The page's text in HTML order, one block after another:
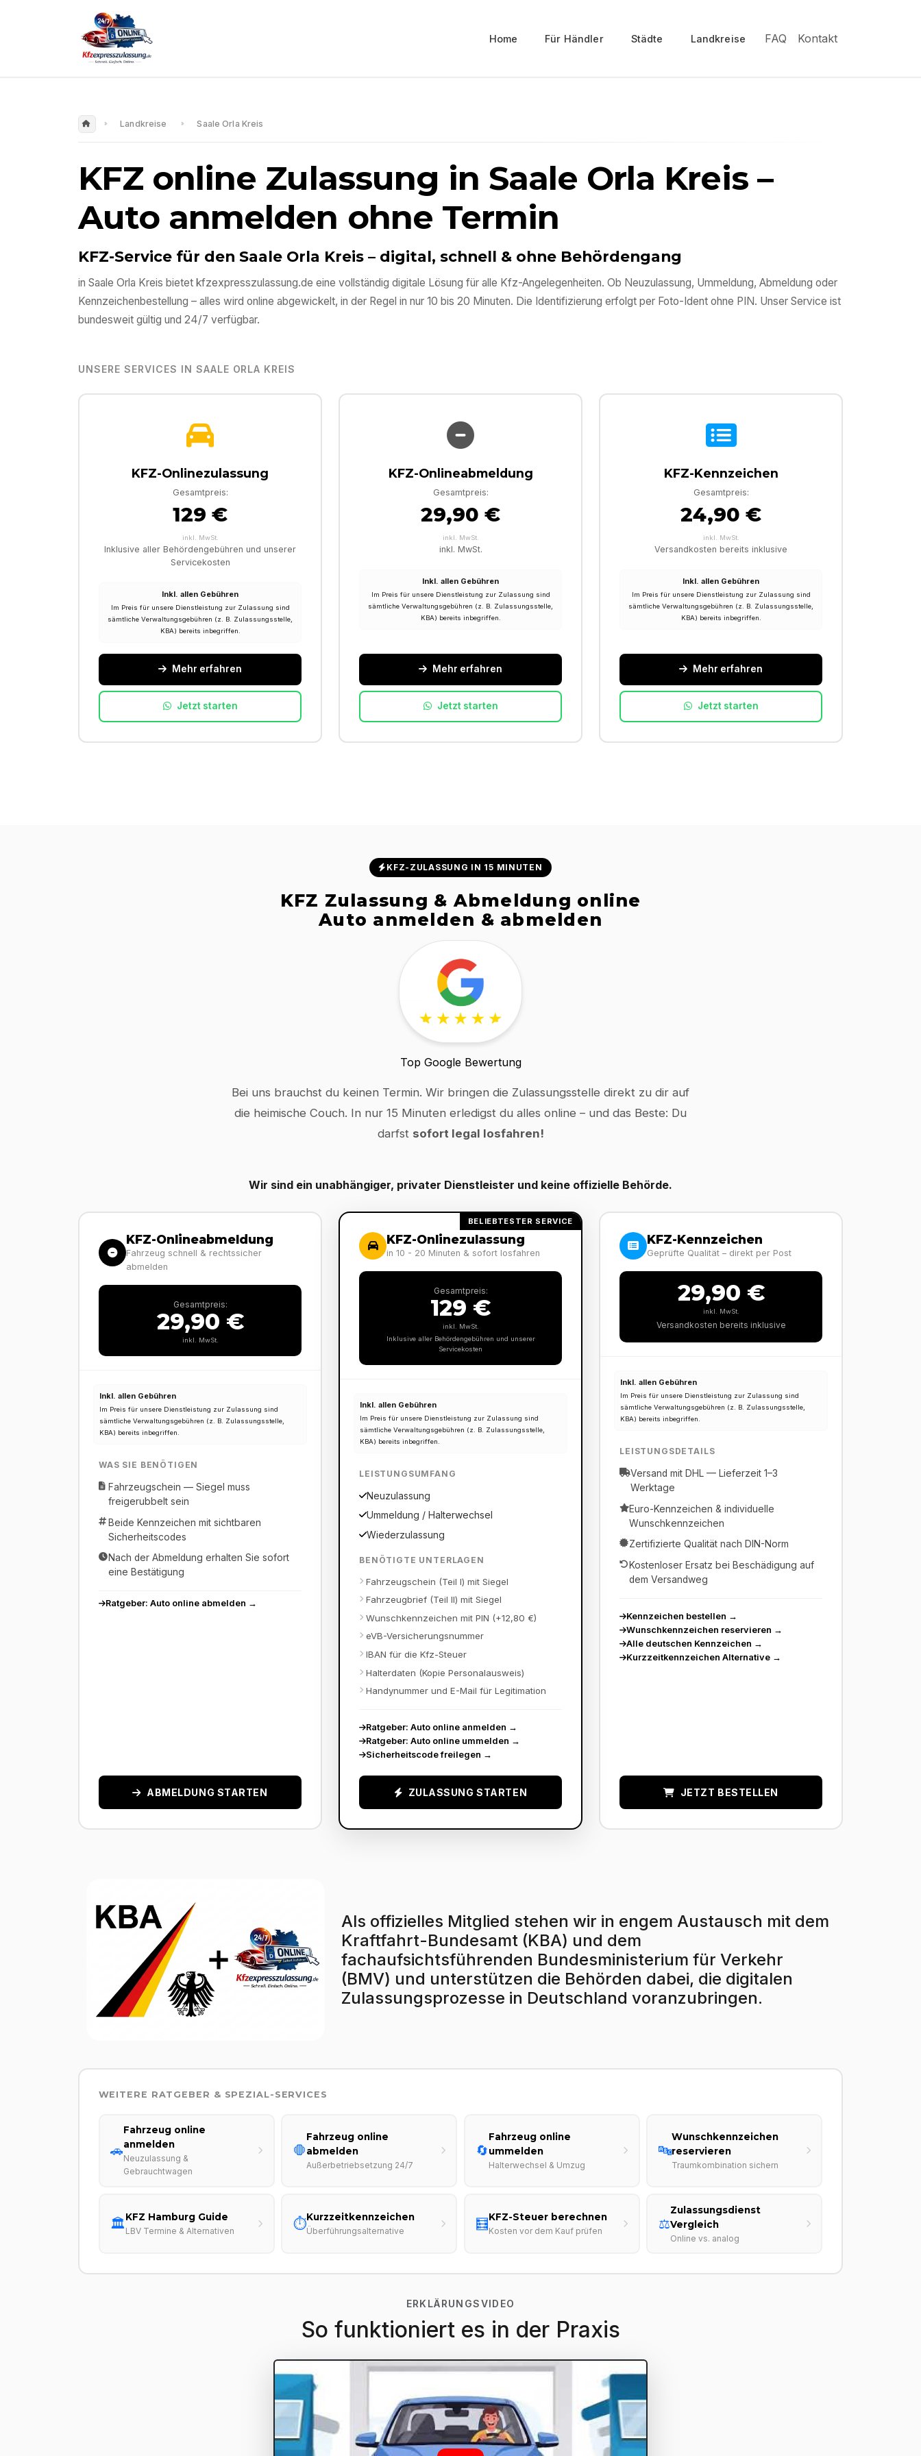
Home Für Händler Städte Landkreise FAQ Kontakt
Landkreise Saale Orla Kreis
KFZ online Zulassung in Saale Orla Kreis–
Auto anmelden ohne Termin
KFZ-Service für den Saale Orla Kreis – digital, schnell & ohne Behördengang
in Saale Orla Kreis bietet kfzexpresszulassung.de eine vollständig digitale Lösung für alle Kfz-Angelegenheiten. Ob Neuzulassung, Ummeldung, Abmeldung oder
Kennzeichenbestellung – alles wird online abgewickelt, in der Regel in nur 10 bis 20 Minuten. Die Identifizierung erfolgt per Foto-Ident ohne PIN. Unser Service ist
bundesweit gültig und 24/7 verfügbar.
UNSERE SERVICES IN SAALE ORLA KREIS
KFZ-Onlinezulassung
Gesamtpreis:
129 €
inkl. MwSt.
Inklusive aller Behördengebühren und unserer
Servicekosten
Inkl. allen Gebühren
Im Preis für unsere Dienstleistung zur Zulassung sind
sämtliche Verwaltungsgebühren (z. B. Zulassungsstelle,
KBA) bereits inbegriffen.
Mehr erfahren
Jetzt starten
KFZ-Onlineabmeldung
Gesamtpreis:
29,90 €
inkl. MwSt.
inkl. MwSt.
Inkl. allen Gebühren
Im Preis für unsere Dienstleistung zur Zulassung sind
sämtliche Verwaltungsgebühren (z. B. Zulassungsstelle,
KBA) bereits inbegriffen.
Mehr erfahren
Jetzt starten
KFZ-Kennzeichen
Gesamtpreis:
24,90 €
inkl. MwSt.
Versandkosten bereits inklusive
Inkl. allen Gebühren
Im Preis für unsere Dienstleistung zur Zulassung sind
sämtliche Verwaltungsgebühren (z. B. Zulassungsstelle,
KBA) bereits inbegriffen.
Mehr erfahren
Jetzt starten
KFZ-ZULASSUNG IN 15 MINUTEN
KFZ Zulassung & Abmeldung online
Auto anmelden & abmelden
Top Google Bewertung
Bei uns brauchst du keinen Termin. Wir bringen die Zulassungsstelle direkt zu dir auf
die heimische Couch. In nur 15 Minuten erledigst du alles online – und das Beste: Du
darfst sofort legal losfahren!
Wir sind ein unabhängiger, privater Dienstleister und keine offizielle Behörde.
KFZ-Onlineabmeldung
Fahrzeug schnell & rechtssicher
abmelden
Gesamtpreis:
29,90 €
inkl. MwSt.
Inkl. allen Gebühren
Im Preis für unsere Dienstleistung zur Zulassung sind
sämtliche Verwaltungsgebühren (z. B. Zulassungsstelle,
KBA) bereits inbegriffen.
WAS SIE BENÖTIGEN
Fahrzeugschein — Siegel muss
freigerubbelt sein
Beide Kennzeichen mit sichtbaren
Sicherheitscodes
Nach der Abmeldung erhalten Sie sofort
eine Bestätigung
Ratgeber: Auto online abmelden →
ABMELDUNG STARTEN
BELIEBTESTER SERVICE
KFZ-Onlinezulassung
in 10 - 20 Minuten & sofort losfahren
Gesamtpreis:
129 €
inkl. MwSt.
Inklusive aller Behördengebühren und unserer
Servicekosten
Inkl. allen Gebühren
Im Preis für unsere Dienstleistung zur Zulassung sind
sämtliche Verwaltungsgebühren (z. B. Zulassungsstelle,
KBA) bereits inbegriffen.
LEISTUNGSUMFANG
Neuzulassung
Ummeldung / Halterwechsel
Wiederzulassung
BENÖTIGTE UNTERLAGEN
Fahrzeugschein (Teil I) mit Siegel
Fahrzeugbrief (Teil II) mit Siegel
Wunschkennzeichen mit PIN (+12,80 €)
eVB-Versicherungsnummer
IBAN für die Kfz-Steuer
Halterdaten (Kopie Personalausweis)
Handynummer und E-Mail für Legitimation
Ratgeber: Auto online anmelden →
Ratgeber: Auto online ummelden →
Sicherheitscode freilegen →
ZULASSUNG STARTEN
KFZ-Kennzeichen
Geprüfte Qualität – direkt per Post
29,90 €
inkl. MwSt.
Versandkosten bereits inklusive
Inkl. allen Gebühren
Im Preis für unsere Dienstleistung zur Zulassung sind
sämtliche Verwaltungsgebühren (z. B. Zulassungsstelle,
KBA) bereits inbegriffen.
LEISTUNGSDETAILS
Versand mit DHL — Lieferzeit 1–3
Werktage
Euro-Kennzeichen & individuelle
Wunschkennzeichen
Zertifizierte Qualität nach DIN-Norm
Kostenloser Ersatz bei Beschädigung auf
dem Versandweg
Kennzeichen bestellen →
Wunschkennzeichen reservieren →
Alle deutschen Kennzeichen →
Kurzzeitkennzeichen Alternative →
JETZT BESTELLEN
Als offizielles Mitglied stehen wir in engem Austausch mit dem
Kraftfahrt-Bundesamt (KBA) und dem
fachaufsichtsführenden Bundesministerium für Verkehr
(BMV) und unterstützen die Behörden dabei, die digitalen
Zulassungsprozesse in Deutschland voranzubringen.
WEITERE RATGEBER & SPEZIAL-SERVICES
🚗
Fahrzeug online
anmelden
Neuzulassung &
Gebrauchtwagen
🛑
Fahrzeug online
abmelden
Außerbetriebsetzung 24/7
🔄
Fahrzeug online
ummelden
Halterwechsel & Umzug
🔤
Wunschkennzeichen
reservieren
Traumkombination sichern
🏛️KFZ Hamburg Guide
LBV Termine & Alternativen ⏱️Kurzzeitkennzeichen
Überführungsalternative 🧮KFZ-Steuer berechnen
Kosten vor dem Kauf prüfen ⚖️
Zulassungsdienst
Vergleich
Online vs. analog
ERKLÄRUNGSVIDEO
So funktioniert es in der Praxis